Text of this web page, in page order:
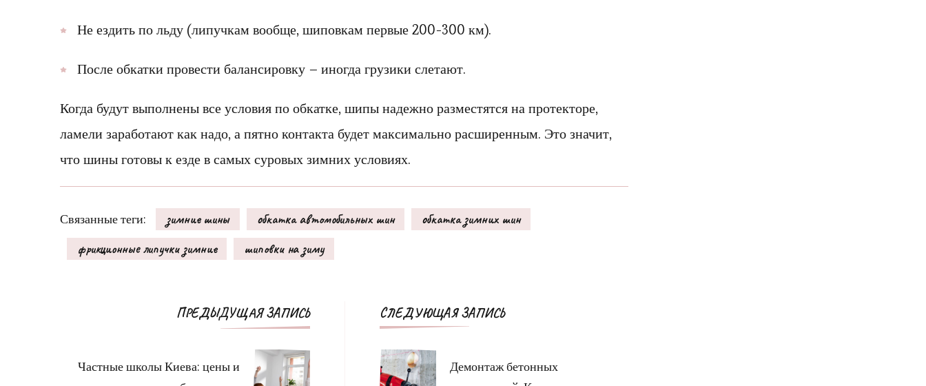
Не ездить по льду (липучкам вообще, шиповкам первые 200-300 км).
После обкатки провести балансировку – иногда грузики слетают.
Когда будут выполнены все условия по обкатке, шипы надежно разместятся на протекторе,
ламели заработают как надо, а пятно контакта будет максимально расширенным. Это значит,
что шины готовы к езде в самых суровых зимних условиях.
Связанные теги: зимние шины обкатка автомобильных шин
обкатка зимних шин
фрикционные липучки зимние
шиповки на зиму
Навигация
записям
ПРЕДЫДУЩАЯ ЗАПИСЬ
Частные школы Киева: цены и
СЛЕДУЮЩАЯ ЗАПИСЬ
Демонтаж бетонных